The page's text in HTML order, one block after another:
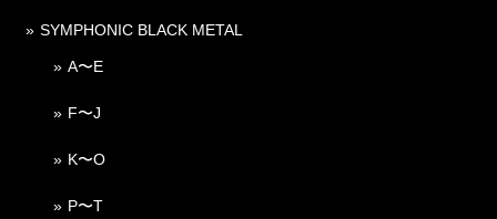
SYMPHONIC BLACK METAL
A〜E
F〜J
K〜O
P〜T